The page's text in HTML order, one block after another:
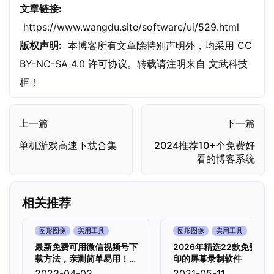
文章链接:
https://www.wangdu.site/software/ui/529.html
版权声明: 本博客所有文章除特别声明外，均采用 CC
BY-NC-SA 4.0 许可协议。转载请注明来自 文武科技
柜 ！
上一篇
单机游戏高速下载合集
下一篇
2024推荐10+个免费好
看的博客系统
相关推荐
图形图像 实用工具
最新免费可用微信视频号下
载方法，亲测简单易用！
（2026年7月30日）
图形图像 实用工具
2026年精选22款免费无水
印的屏幕录制软件